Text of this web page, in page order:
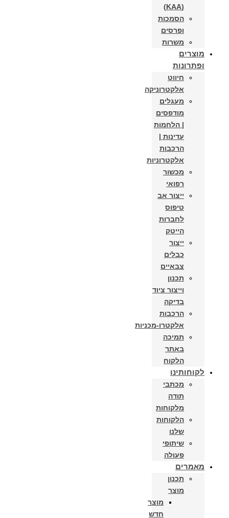
(KAA)
הסמכות
ופרסים
משרות
מוצרים
ופתרונות
חיווט
אלקטרוניקה
מעגלים
מודפסים
| הלחמות
עדינות |
הרכבות
אלקטרוניות
מכשור
רפואי
ייצור אב
טיפוס
לחברות
הייטק
ייצור
כבלים
צבאיים
תכנון
וייצור ציוד
בדיקה
הרכבות
אלקטרו-מכניות
תמיכה
באתר
הלקוח
לקוחותינו
מכתבי
תודה
מלקוחות
הלקוחות
שלנו
שיתופי
פעולה
מאמרים
תכנון
מוצר
מוצר
חדש